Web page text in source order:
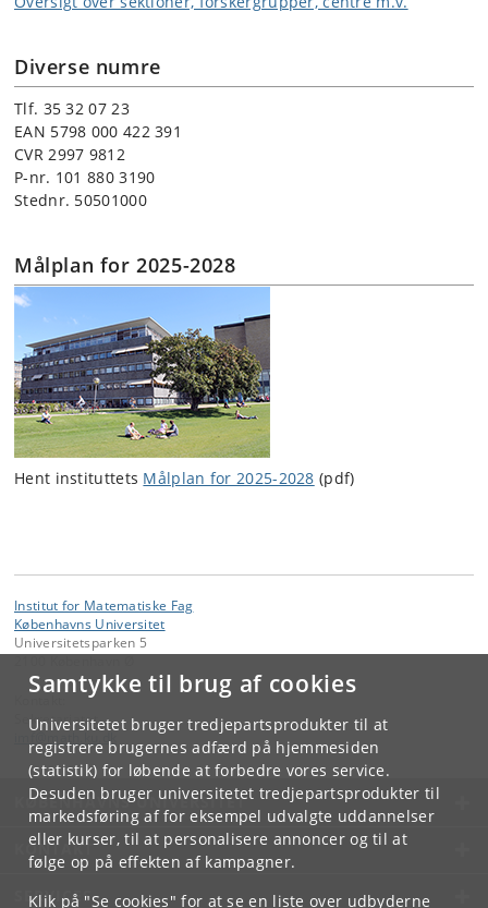
Samtykke til brug af cookies
Universitetet bruger tredjepartsprodukter til at
registrere brugernes adfærd på hjemmesiden
(statistik) for løbende at forbedre vores service.
Desuden bruger universitetet tredjepartsprodukter til
markedsføring af for eksempel udvalgte uddannelser
eller kurser, til at personalisere annoncer og til at
følge op på effekten af kampagner.
Klik på "Se cookies" for at se en liste over udbyderne
Diverse numre
Tlf. 35 32 07 23
EAN 5798 000 422 391
CVR 2997 9812
P-nr. 101 880 3190
Stednr. 50501000
Målplan for 2025-2028
Hent instituttets Målplan for 2025-2028 (pdf)
Institut for Matematiske Fag
Københavns Universitet
Universitetsparken 5
Sekretariatet
KØBENHAVNS UNIVERSITET
KONTAKT
SERVICES